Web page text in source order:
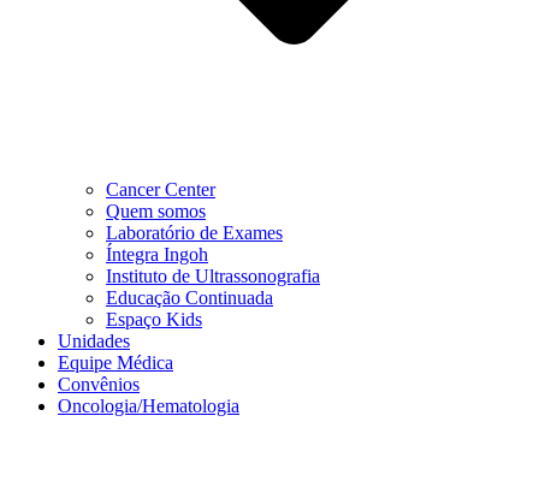
Cancer Center
Quem somos
Laboratório de Exames
Íntegra Ingoh
Instituto de Ultrassonografia
Educação Continuada
Espaço Kids
Unidades
Equipe Médica
Convênios
Oncologia/Hematologia